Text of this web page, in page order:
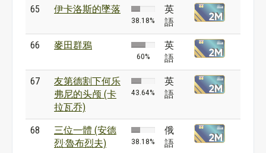
65 伊卡洛斯的墜落
38.18%
英
語
66 麥田群鴉
60%
英
語
67
友第德割下何乐
弗尼的头颅 (卡
拉瓦乔)
43.64%
英
語
68
三位一體 (安德
烈·魯布烈夫)
38.18%
俄
語